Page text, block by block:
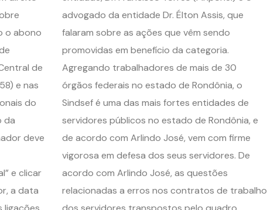
o abono
de
e nas
do
da
deve
e clicar
a data
advogado da entidade Dr. Élton Assis, que
falaram sobre as ações que vêm sendo
promovidas em benefício da categoria.
Agregando trabalhadores de mais de 30
órgãos federais no estado de Rondônia, o
Sindsef é uma das mais fortes entidades de
servidores públicos no estado de Rondônia, e
de acordo com Arlindo José, vem com firme
vigorosa em defesa dos seus servidores. De
acordo com Arlindo José, as questões
relacionadas a erros nos contratos de trabalho